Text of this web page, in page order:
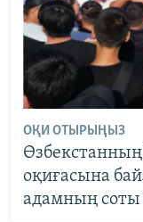
ОҚИ ОТЫРЫҢЫЗ
оқиғасына
адамның соты